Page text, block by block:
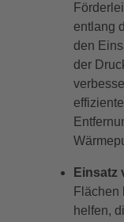
entlang
den
der
Einsatz
Flächen
helfen,